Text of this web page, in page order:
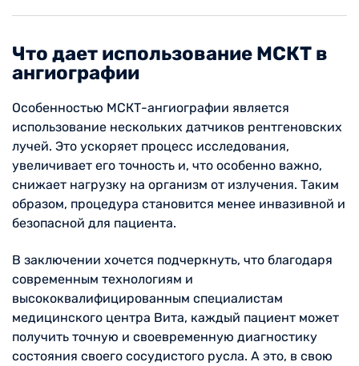
Что дает использование МСКТ в
ангиографии
Особенностью МСКТ-ангиографии является
использование нескольких датчиков рентгеновских
лучей. Это ускоряет процесс исследования,
увеличивает его точность и, что особенно важно,
снижает нагрузку на организм от излучения. Таким
образом, процедура становится менее инвазивной и
безопасной для пациента.
В заключении хочется подчеркнуть, что благодаря
современным технологиям и
высококвалифицированным специалистам
медицинского центра Вита, каждый пациент может
получить точную и своевременную диагностику
состояния своего сосудистого русла. А это, в свою